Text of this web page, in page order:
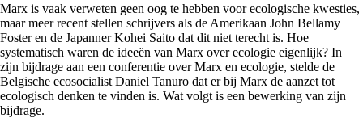
Marx is vaak verweten geen oog te hebben voor ecologische kwesties,
maar meer recent stellen schrijvers als de Amerikaan John Bellamy
Foster en de Japanner Kohei Saito dat dit niet terecht is. Hoe
systematisch waren de ideeën van Marx over ecologie eigenlijk? In
zijn bijdrage aan een conferentie over Marx en ecologie, stelde de
Belgische ecosocialist Daniel Tanuro dat er bij Marx de aanzet tot
ecologisch denken te vinden is. Wat volgt is een bewerking van zijn
bijdrage.